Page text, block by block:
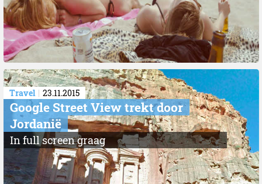
Travel 23.11.2015
Google Street View trekt door
Jordanië
In full screen graag